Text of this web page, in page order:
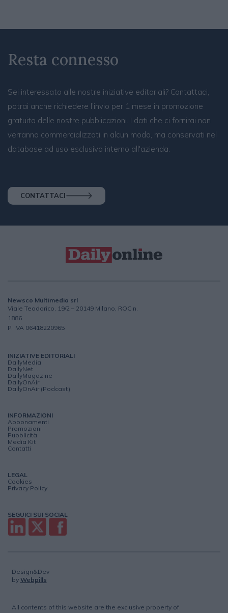
Resta connesso
Sei interessato alle nostre iniziative editoriali? Contattaci,
potrai anche richiedere l’invio per 1 mese in promozione
gratuita delle nostre pubblicazioni. I dati che ci fornirai non
verranno commercializzati in alcun modo, ma conservati nel
database ad uso esclusivo interno all'azienda.
CONTATTACI
Newsco Multimedia srl
Viale Teodorico, 19/2 – 20149 Milano, ROC n.
1886
P. IVA 06418220965
INIZIATIVE EDITORIALI
DailyMedia
DailyNet
DailyMagazine
DailyOnAir
DailyOnAir (Podcast)
INFORMAZIONI
Abbonamenti
Promozioni
Pubblicità
Media Kit
Contatti
LEGAL
Cookies
Privacy Policy
SEGUICI SUI SOCIAL
Design&Dev
by Webpills
All contents of this website are the exclusive property of